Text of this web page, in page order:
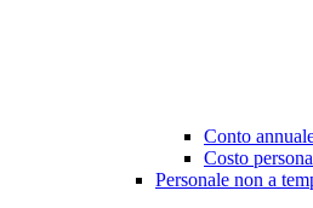
Conto
Costo
Personale non a